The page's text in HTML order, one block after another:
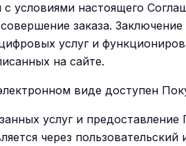
условиями настоящего
заказа.
услуг и
на сайте.
виде доступен
услуг и
через